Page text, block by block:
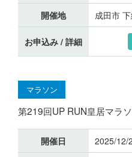
開催地
成田市
お申込み / 詳細
マラソン
第219回UP RUN皇居マラ
開催日
2025/12/